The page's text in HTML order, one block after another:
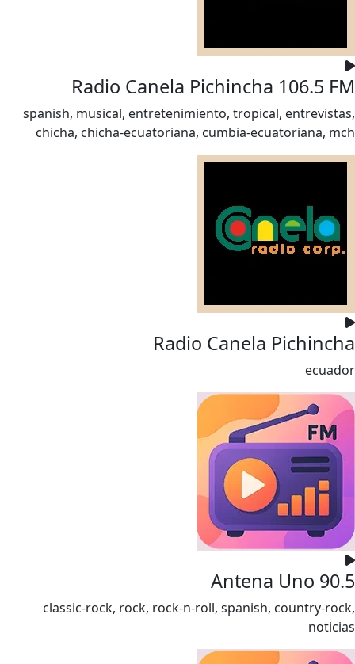
Radio Canela Pichincha 106.5 FM
spanish, musical, entretenimiento, tropical, entrevistas,
chicha, chicha-ecuatoriana, cumbia-ecuatoriana, mch
Radio Canela Pichincha
ecuador
Antena Uno 90.5
classic-rock, rock, rock-n-roll, spanish, country-rock,
noticias